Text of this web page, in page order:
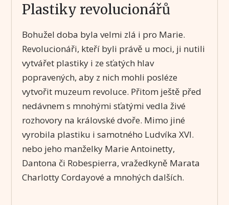
Plastiky revolucionářů
Bohužel doba byla velmi zlá i pro Marie.
Revolucionáři, kteří byli právě u moci, ji nutili
vytvářet plastiky i ze sťatých hlav
popravených, aby z nich mohli posléze
vytvořit muzeum revoluce. Přitom ještě před
nedávnem s mnohými sťatými vedla živé
rozhovory na královské dvoře. Mimo jiné
vyrobila plastiku i samotného Ludvíka XVI.
nebo jeho manželky Marie Antoinetty,
Dantona či Robespierra, vražedkyně Marata
Charlotty Cordayové a mnohých dalších.